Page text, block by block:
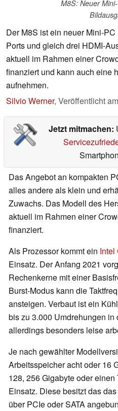
M8S: Neuer
Der M8S ist ein neuer Mini-
Ports und gleich drei HDMI-
aktuell im Rahmen einer
finanziert und kann auch eine
aufnehmen.
Silvio Werner, Veröffentlicht am
Jetzt mitmachen:
Das Angebot an kompakten
alles andere als klein und
Zuwachs. Das Modell des
aktuell im Rahmen einer
finanziert.
Als Prozessor kommt ein Intel
Einsatz. Der Anfang 2021
Rechenkerne mit einer
Burst-Modus kann die
ansteigen. Verbaut ist ein
bis zu 3.000 Umdrehungen in
allerdings besonders leise
Je nach gewählter
Arbeitsspeicher acht oder 16
128, 256 Gigabyte oder
Einsatz. Diese besitzt das
über PCIe oder SATA